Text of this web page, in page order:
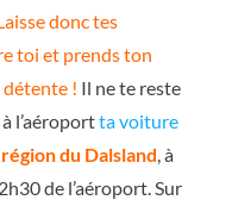
donc tes
toi et prends ton
détente ! Il ne te reste
l’aéroportta voiture
du Dalsland , à
de l’aéroport. Sur